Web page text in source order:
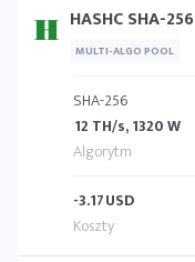
HASHC SHA-256
MULTI-ALGO POOL
SHA-256
12 TH/s, 1320 W
-3.17USD